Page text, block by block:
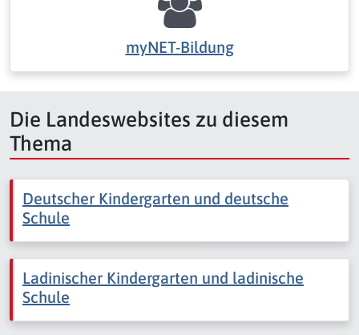
myNET-Bildung
Die Landeswebsites zu diesem
Thema
Deutscher Kindergarten und deutsche
Schule
Ladinischer Kindergarten und ladinische
Schule